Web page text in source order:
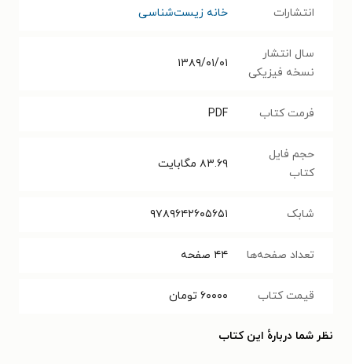
انتشارات خانه زیست‌شناسی
سال انتشار
نسخه فیزیکی
۱۳۸۹/۰۱/۰۱
فرمت کتاب PDF
حجم فایل
کتاب
۸۳.۶۹ مگابایت
شابک ۹۷۸۹۶۴۲۶۰۵۶۵۱
تعداد صفحه‌ها ۴۴ صفحه
قیمت کتاب ۶۰۰۰۰ تومان
نظر شما دربارهٔ این کتاب